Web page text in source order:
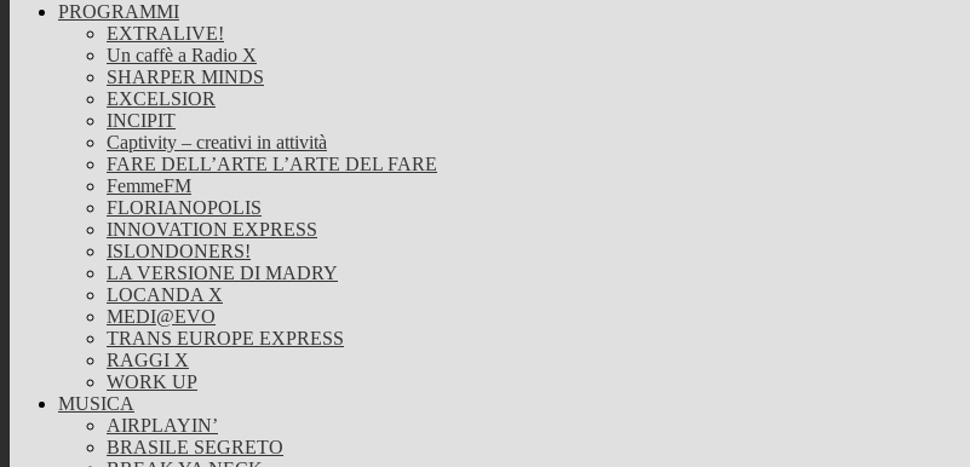
PROGRAMMI
EXTRALIVE!
Un caffè a Radio X
SHARPER MINDS
EXCELSIOR
INCIPIT
Captivity – creativi in attività
FARE DELL’ARTE L’ARTE DEL FARE
FemmeFM
FLORIANOPOLIS
INNOVATION EXPRESS
ISLONDONERS!
LA VERSIONE DI MADRY
LOCANDA X
MEDI@EVO
TRANS EUROPE EXPRESS
RAGGI X
WORK UP
MUSICA
AIRPLAYIN’
BRASILE SEGRETO